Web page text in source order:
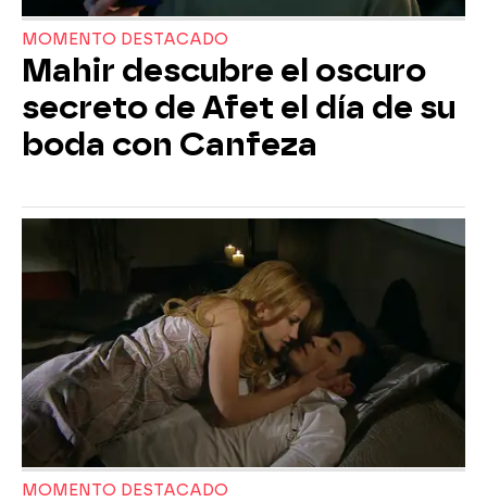
MOMENTO DESTACADO
Mahir descubre el oscuro
secreto de Afet el día de su
boda con Canfeza
MOMENTO DESTACADO